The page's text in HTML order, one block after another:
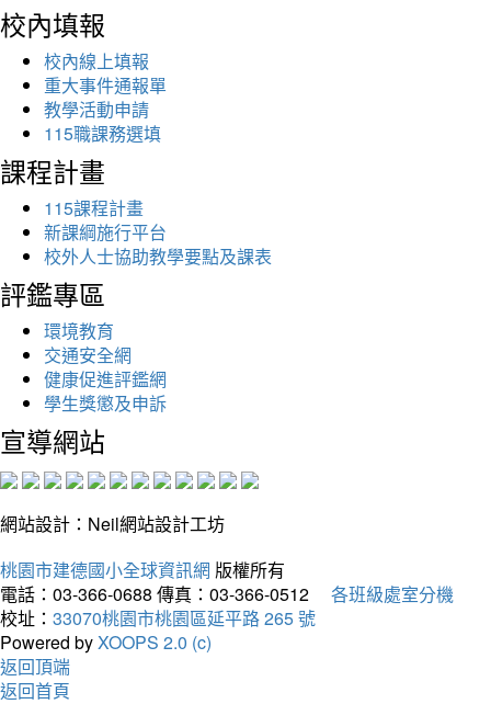
校內填報
校內線上填報
重大事件通報單
教學活動申請
115職課務選填
課程計畫
115課程計畫
新課綱施行平台
校外人士協助教學要點及課表
評鑑專區
環境教育
交通安全網
健康促進評鑑網
學生獎懲及申訴
宣導網站
網站設計：Neil網站設計工坊
桃園市建德國小全球資訊網 版權所有
電話：03-366-0688 傳真：03-366-0512
各班級處室分機
校址： 33070桃園市桃園區延平路 265 號
Powered byXOOPS 2.0 (c)
返回頂端
返回首頁